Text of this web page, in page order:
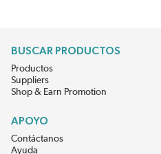
BUSCAR PRODUCTOS
Productos
Suppliers
Shop & Earn Promotion
APOYO
Contáctanos
Ayuda